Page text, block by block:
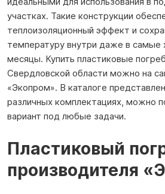
участках. Такие конструкции
теплоизоляционный эффект и
температуру внутри даже в самые
месяцы. Купить пластиковые
Свердловской области можно на
«Экопром». В каталоге
различных комплектациях, можно
вариант под любые задачи.
Пластиковый
производителя